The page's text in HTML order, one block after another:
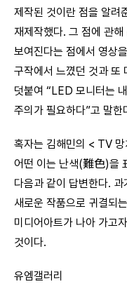
제작된 것이란 점을 알려
재제작했다. 그 점에 관해
보여진다는 점에서 영상
구작에서 느꼈던 것과 또
덧붙여 “LED 모니터는
주의가 필요하다”고 말한
혹자는 김해민의 < TV
어떤 이는 난색(難色)을
다음과 같이 답변한다.
새로운 작품으로 귀결되
미디어아트가 나아 가고
것이다.
유엠갤러리